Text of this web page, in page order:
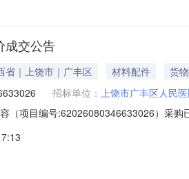
成交公告
省｜上饶市｜广丰区 材料配件
货物
招标单位： 上饶市广丰区人民
（项目编号:62026080346633026）采
丰区人民医院采购单位地址：江西省上